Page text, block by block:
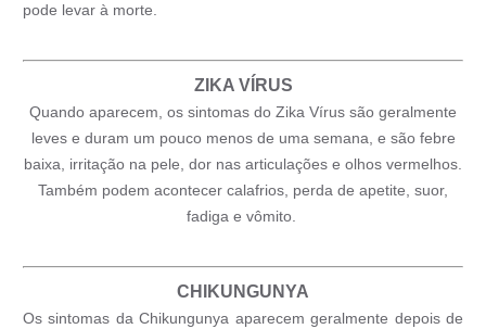
pode levar à morte.
ZIKA VÍRUS
Quando aparecem, os sintomas do Zika Vírus são geralmente
leves e duram um pouco menos de uma semana, e são febre
baixa, irritação na pele, dor nas articulações e olhos vermelhos.
Também podem acontecer calafrios, perda de apetite, suor,
fadiga e vômito.
CHIKUNGUNYA
Os sintomas da Chikungunya aparecem geralmente depois de